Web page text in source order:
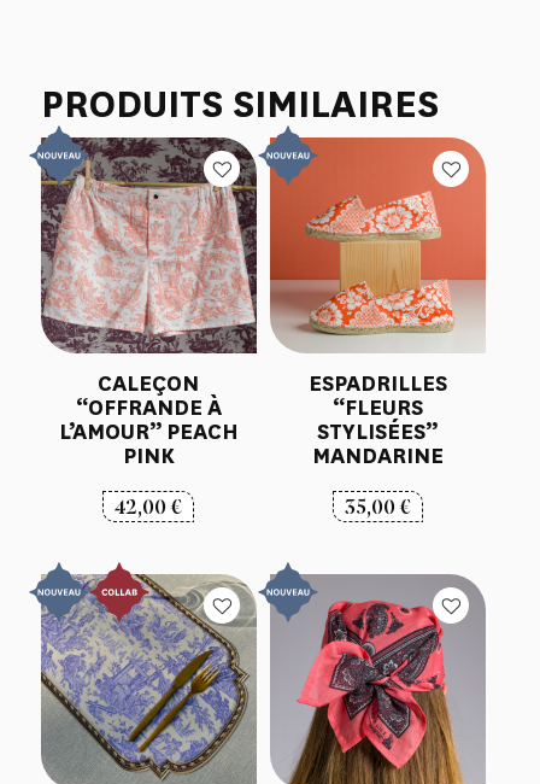
PRODUITS SIMILAIRES
CALEÇON
“OFFRANDE À
L’AMOUR” PEACH
PINK
42,00€
ESPADRILLES
“FLEURS
STYLISÉES”
MANDARINE
35,00€